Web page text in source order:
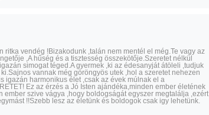
ritka vendég !Bizakodunk ,talán nem mentél el még.Te vagy az
,A hűség és a tisztesség összekötője.Szeretet nélkül
simogat téged.A gyermek ,ki az édesanyját átöleli ,tudjuk
vannak még göröngyös utek ,hol a szeretet nehezen
igazán harmonikus élet ,csak az évek múlnak el a
Ez az érzés a Jó Isten ajándéka,minden ember életének
ember szive vágya ,hogy boldogságát egyszer megtalálja ,ezért
!!Szebb lesz az életünk és boldogok csak igy lehetünk.